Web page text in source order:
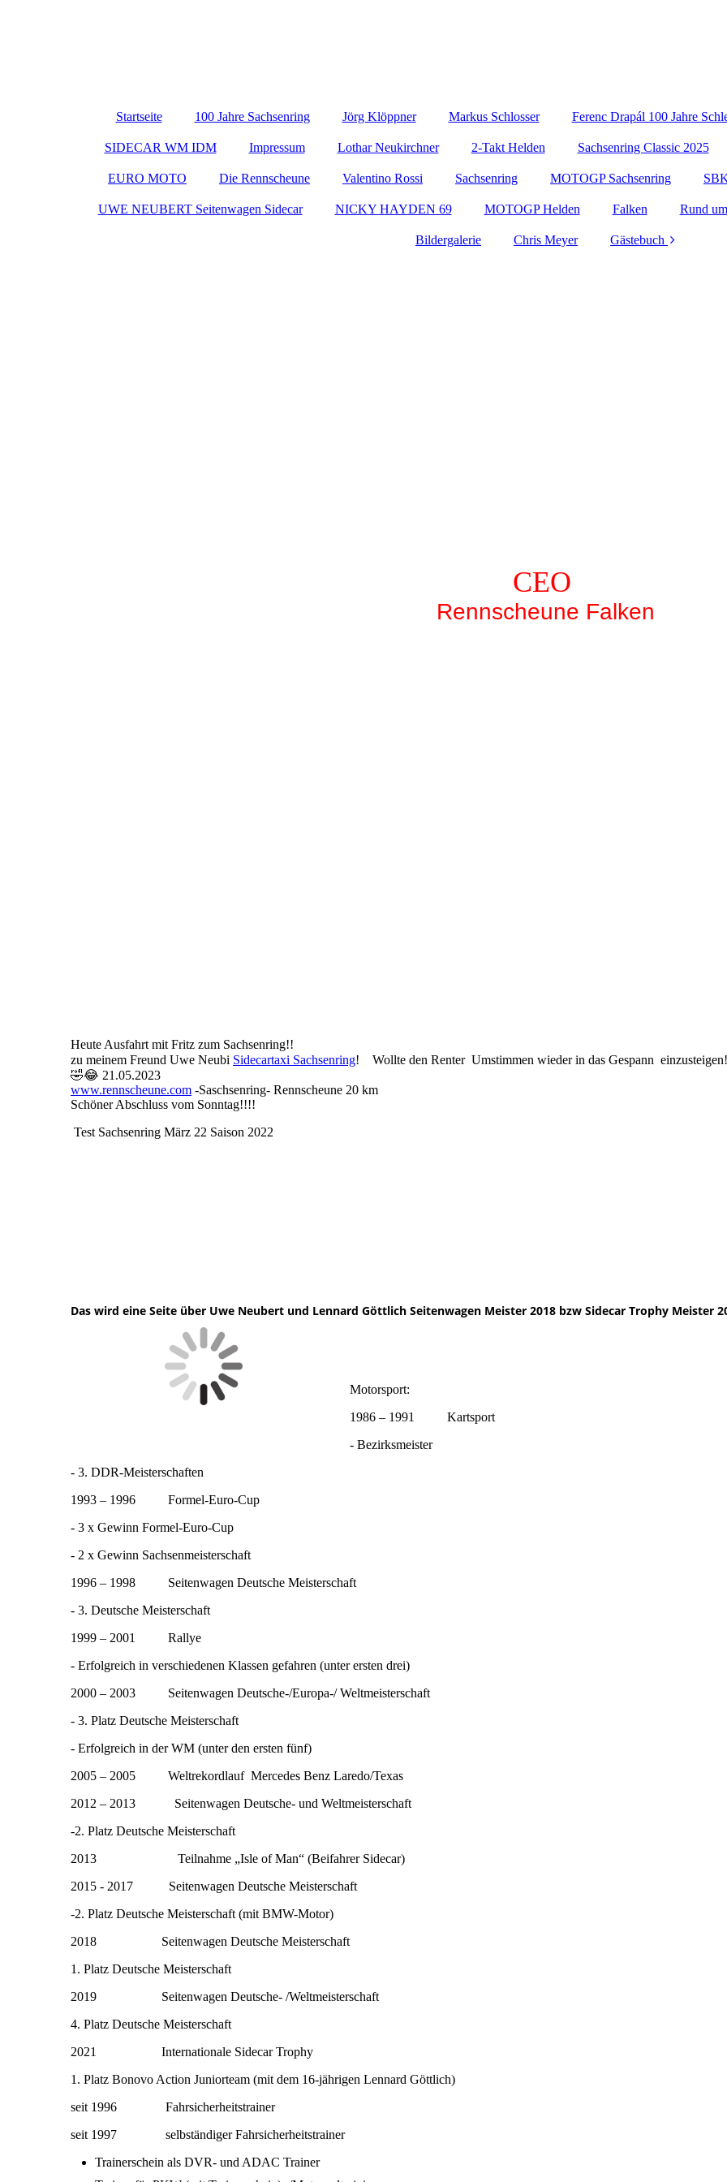
Startseite 100 Jahre Sachsenring Jörg Klöppner Markus Schlosser Ferenc Drapál 100 Jahre
SIDECAR WM IDM Impressum Lothar Neukirchner 2-Takt Helden Sachsenring Classic 2025
EURO MOTO Die Rennscheune Valentino Rossi Sachsenring MOTOGP Sachsenring
UWE NEUBERT Seitenwagen Sidecar NICKY HAYDEN 69 MOTOGP Helden Falken Rund
Bildergalerie Chris Meyer Gästebuch
CEO
Rennscheune Falken
Heute Ausfahrt mit Fritz zum Sachsenring!!
zu meinem Freund Uwe Neubi Sidecartaxi Sachsenring! Wollte den Renter Umstimmen wieder in das Gespann
🤣😂 21.05.2023
www.rennscheune.com -Saschsenring- Rennscheune 20 km
Schöner Abschluss vom Sonntag!!!!
Test Sachsenring März 22 Saison 2022
Das wird eine Seite über Uwe Neubert und Lennard Göttlich Seitenwagen Meister 2018 bzw Sidecar Trophy Meister
Motorsport:
1986 – 1991 Kartsport
- Bezirksmeister
- 3. DDR-Meisterschaften
1993 – 1996 Formel-Euro-Cup
- 3 x Gewinn Formel-Euro-Cup
- 2 x Gewinn Sachsenmeisterschaft
1996 – 1998 Seitenwagen Deutsche Meisterschaft
- 3. Deutsche Meisterschaft
1999 – 2001 Rallye
- Erfolgreich in verschiedenen Klassen gefahren (unter ersten drei)
2000 – 2003 Seitenwagen Deutsche-/Europa-/ Weltmeisterschaft
- 3. Platz Deutsche Meisterschaft
- Erfolgreich in der WM (unter den ersten fünf)
2005 – 2005 Weltrekordlauf Mercedes Benz Laredo/Texas
2012 – 2013 Seitenwagen Deutsche- und Weltmeisterschaft
-2. Platz Deutsche Meisterschaft
2013 Teilnahme „Isle of Man“ (Beifahrer Sidecar)
2015 - 2017 Seitenwagen Deutsche Meisterschaft
-2. Platz Deutsche Meisterschaft (mit BMW-Motor)
2018 Seitenwagen Deutsche Meisterschaft
1. Platz Deutsche Meisterschaft
2019 Seitenwagen Deutsche- /Weltmeisterschaft
4. Platz Deutsche Meisterschaft
2021 Internationale Sidecar Trophy
1. Platz Bonovo Action Juniorteam (mit dem 16-jährigen Lennard Göttlich)
seit 1996 Fahrsicherheitstrainer
seit 1997 selbständiger Fahrsicherheitstrainer
Trainerschein als DVR- und ADAC Trainer